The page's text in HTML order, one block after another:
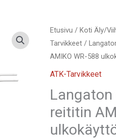
Etusivu / Koti Äly/
Tarvikkeet /
AMIKO WR-588
ATK-Tarvikkeet
reititin